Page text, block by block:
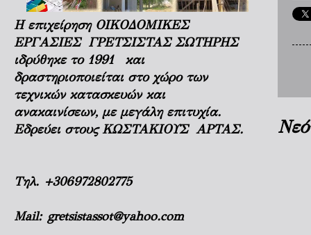
Η επιχείρηση ΟΙΚΟΔΟΜΙΚΕΣ
ΕΡΓΑΣΙΕΣ ΓΡΕΤΣΙΣΤΑΣ ΣΩΤΗΡΗΣ
ιδρύθηκε το 1991 και
δραστηριοποιείται στο χώρο των
τεχνικών κατασκευών και
ανακαινίσεων, με μεγάλη επιτυχία.
Εδρεύει στους ΚΩΣΤΑΚΙΟΥΣ ΑΡΤΑΣ.
Τηλ. +306972802775
Mail: gretsistassot@yahoo.com